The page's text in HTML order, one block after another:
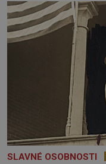
SLAVNÉ OSOBNOSTI